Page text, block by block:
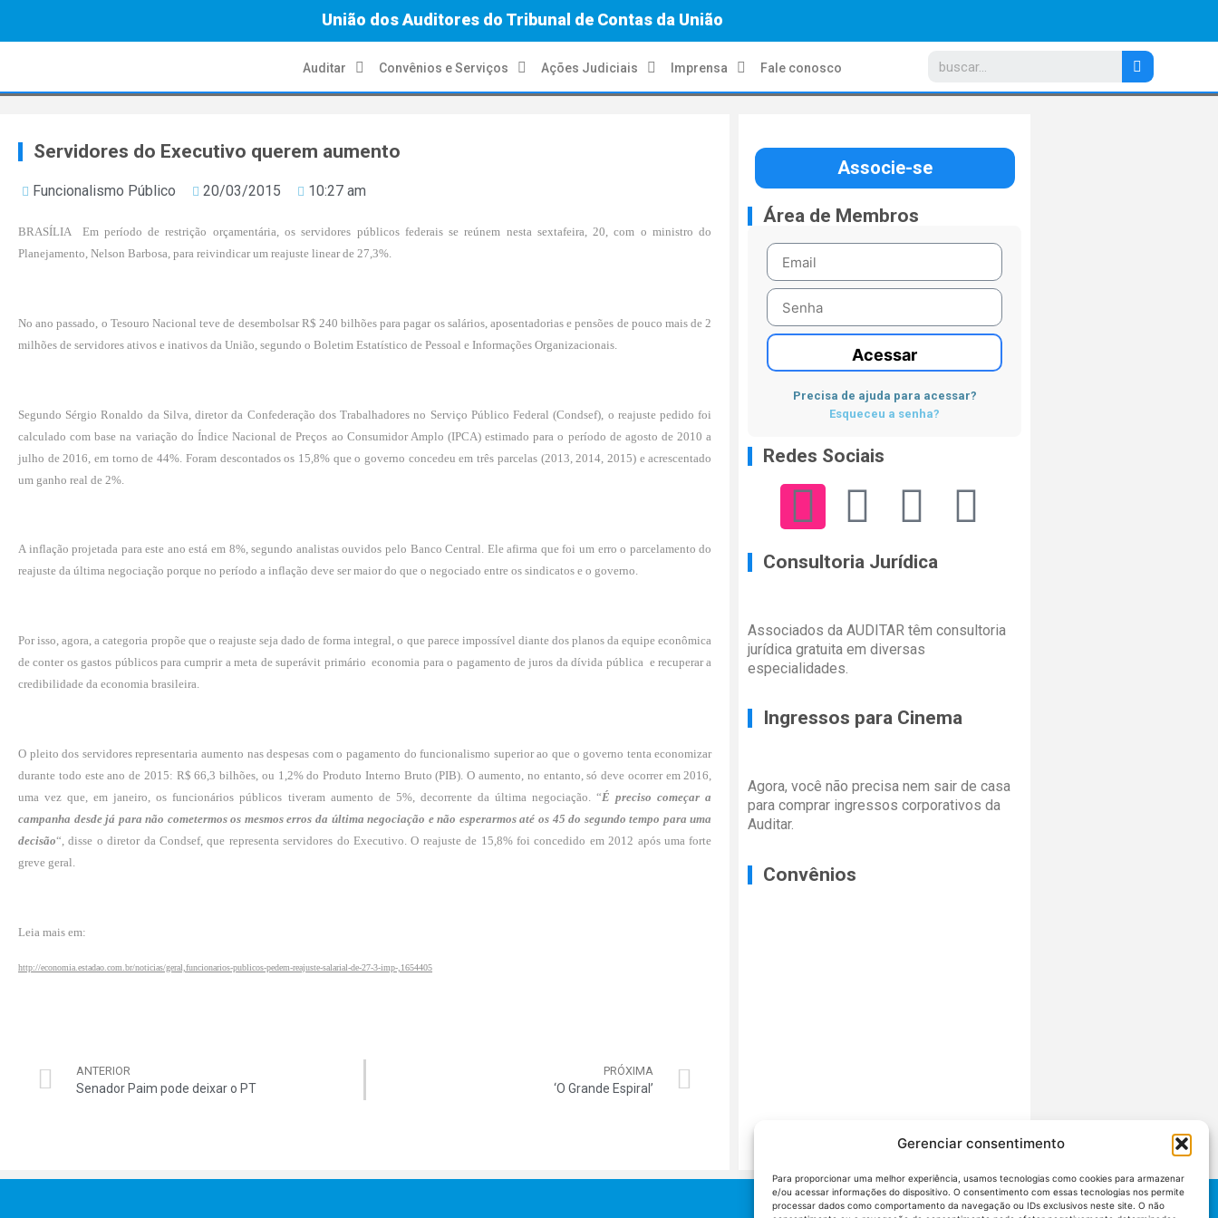
Gerenciar consentimento
Para proporcionar uma melhor experiência, usamos tecnologias como cookies para armazenar
e/ou acessar informações do dispositivo. O consentimento com essas tecnologias nos permite
processar dados como comportamento da navegação ou IDs exclusivos neste site. O não
União dos Auditores do Tribunal de Contas da União
Auditar Convênios e Serviços Ações Judiciais Imprensa Fale conosco
Servidores do Executivo querem aumento
Funcionalismo Público 20/03/2015 10:27 am
BRASÍLIA ­ Em período de restrição orçamentária, os servidores públicos federais se reúnem nesta sexta­feira, 20, com o ministro do
Planejamento, Nelson Barbosa, para reivindicar um reajuste linear de 27,3%.
No ano passado, o Tesouro Nacional teve de desembolsar R$ 240 bilhões para pagar os salários, aposentadorias e pensões de pouco mais de 2
milhões de servidores ativos e inativos da União, segundo o Boletim Estatístico de Pessoal e Informações Organizacionais.
Segundo Sérgio Ronaldo da Silva, diretor da Confederação dos Trabalhadores no Serviço Público Federal (Condsef), o reajuste pedido foi
calculado com base na variação do Índice Nacional de Preços ao Consumidor Amplo (IPCA) estimado para o período de agosto de 2010 a
julho de 2016, em torno de 44%. Foram descontados os 15,8% que o governo concedeu em três parcelas (2013, 2014, 2015) e acrescentado
um ganho real de 2%.
A inflação projetada para este ano está em 8%, segundo analistas ouvidos pelo Banco Central. Ele afirma que foi um erro o parcelamento do
reajuste da última negociação porque no período a inflação deve ser maior do que o negociado entre os sindicatos e o governo.
Por isso, agora, a categoria propõe que o reajuste seja dado de forma integral, o que parece impossível diante dos planos da equipe econômica
de conter os gastos públicos para cumprir a meta de superávit primário ­ economia para o pagamento de juros da dívida pública ­ e recuperar a
credibilidade da economia brasileira.
O pleito dos servidores representaria aumento nas despesas com o pagamento do funcionalismo superior ao que o governo tenta economizar
durante todo este ano de 2015: R$ 66,3 bilhões, ou 1,2% do Produto Interno Bruto (PIB). O aumento, no entanto, só deve ocorrer em 2016,
uma vez que, em janeiro, os funcionários públicos tiveram aumento de 5%, decorrente da última negociação. “É preciso começar a
campanha desde já para não cometermos os mesmos erros da última negociação e não esperarmos até os 45 do segundo tempo para uma
decisão“, disse o diretor da Condsef, que representa servidores do Executivo. O reajuste de 15,8% foi concedido em 2012 após uma forte
greve geral.
Leia mais em:
http://economia.estadao.com.br/noticias/geral,funcionarios-publicos-pedem-reajuste-salarial-de-27-3-imp-,1654405
ANTERIOR
Senador Paim pode deixar o PT
PRÓXIMA
‘O Grande Espiral’
Associe-se
Área de Membros
Acessar
Precisa de ajuda para acessar?
Esqueceu a senha?
Redes Sociais
Consultoria Jurídica
Associados da AUDITAR têm consultoria
jurídica gratuita em diversas
especialidades.
Ingressos para Cinema
Agora, você não precisa nem sair de casa
para comprar ingressos corporativos da
Auditar.
Convênios